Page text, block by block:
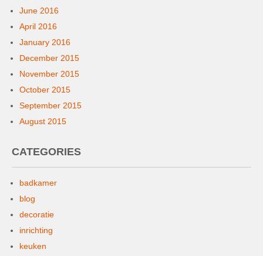
June 2016
April 2016
January 2016
December 2015
November 2015
October 2015
September 2015
August 2015
CATEGORIES
badkamer
blog
decoratie
inrichting
keuken